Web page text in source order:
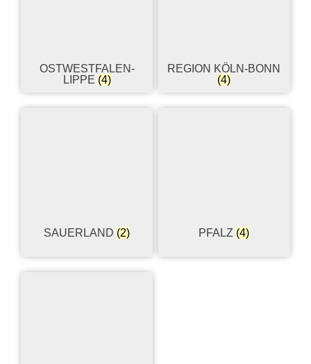
OSTWESTFALEN-
LIPPE (4)
REGION KÖLN-BONN
(4)
SAUERLAND (2) PFALZ (4)